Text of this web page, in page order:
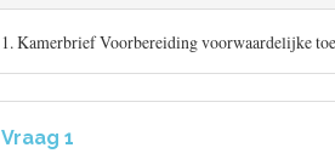
1. Kamerbrief Voorbereiding voorwaardelijke
Vraag 1